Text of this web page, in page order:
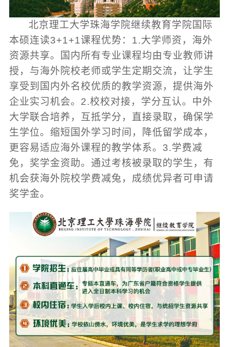
北京理工大学珠海学院继续教育学院国际
本硕连读3+1+1课程优势：1.大学师资，海外
资源共享。国内所有专业课程均由专业教师讲
授，与海外院校老师或学生定期交流，让学生
享受到国内外名校优质的教学资源，提供海外
企业实习机会。2.校校对接，学分互认。中外
大学联合培养，互抵学分，直接录取，确保学
生学位。缩短国外学习时间，降低留学成本，
更容易适应海外课程的教学体系。3.学费减
免，奖学金资助。通过考核被录取的学生，有
机会获海外院校学费减兔，成绩优异者可申请
奖学金。